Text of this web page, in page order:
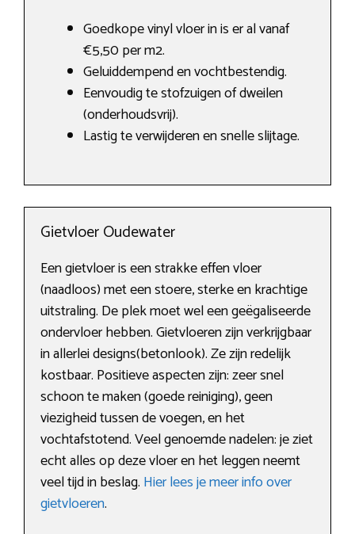
Goedkope vinyl vloer in is er al vanaf
€5,50 per m2.
Geluiddempend en vochtbestendig.
Eenvoudig te stofzuigen of dweilen
(onderhoudsvrij).
Lastig te verwijderen en snelle slijtage.
Gietvloer Oudewater
Een gietvloer is een strakke effen vloer
(naadloos) met een stoere, sterke en krachtige
uitstraling. De plek moet wel een geëgaliseerde
ondervloer hebben. Gietvloeren zijn verkrijgbaar
in allerlei designs(betonlook). Ze zijn redelijk
kostbaar. Positieve aspecten zijn: zeer snel
schoon te maken (goede reiniging), geen
viezigheid tussen de voegen, en het
vochtafstotend. Veel genoemde nadelen: je ziet
echt alles op deze vloer en het leggen neemt
veel tijd in beslag. Hier lees je meer info over
gietvloeren.